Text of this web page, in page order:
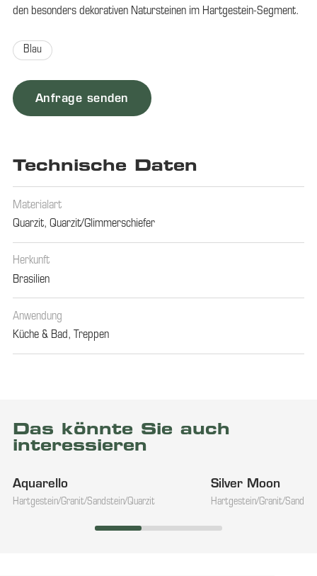
den besonders dekorativen Natursteinen im Hartgestein-Segment.
Blau
Anfrage senden
Technische Daten
Materialart
Quarzit, Quarzit/Glimmerschiefer
Herkunft
Brasilien
Anwendung
Küche & Bad, Treppen
Das könnte Sie auch
interessieren
Aquarello
Hartgestein/Granit/Sandstein/Quarzit
Silver Moon
Hartgestein/Granit/